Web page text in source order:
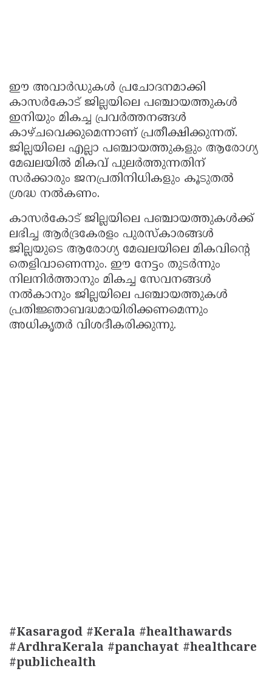
ഈ അവാർഡുകൾ പ്രചോദനമാക്കി
കാസർകോട് ജില്ലയിലെ പഞ്ചായത്തുകൾ
ഇനിയും മികച്ച പ്രവർത്തനങ്ങൾ
കാഴ്ചവെക്കുമെന്നാണ് പ്രതീക്ഷിക്കുന്നത്.
ജില്ലയിലെ എല്ലാ പഞ്ചായത്തുകളും ആരോഗ്യ
മേഖലയിൽ മികവ് പുലർത്തുന്നതിന്
സർക്കാരും ജനപ്രതിനിധികളും കൂടുതൽ
ശ്രദ്ധ നൽകണം.
കാസർകോട് ജില്ലയിലെ പഞ്ചായത്തുകൾക്ക്
ലഭിച്ച ആർദ്രകേരളം പുരസ്കാരങ്ങൾ
ജില്ലയുടെ ആരോഗ്യ മേഖലയിലെ മികവിന്റെ
തെളിവാണെന്നും. ഈ നേട്ടം തുടർന്നും
നിലനിർത്താനും മികച്ച സേവനങ്ങൾ
നൽകാനും ജില്ലയിലെ പഞ്ചായത്തുകൾ
പ്രതിജ്ഞാബദ്ധമായിരിക്കണമെന്നും
അധികൃതർ വിശദീകരിക്കുന്നു.
#Kasaragod #Kerala #healthawards
#ArdhraKerala #panchayat #healthcare
#publichealth